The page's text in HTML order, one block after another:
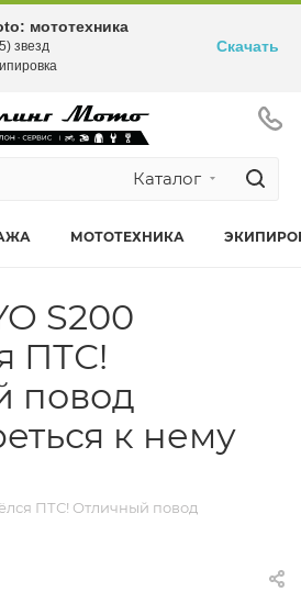
Каталог
МОТОТЕХНИКА
S200
ПТС!
повод
к нему
ПТС! Отличный повод
мототехника
звезд
Скачать